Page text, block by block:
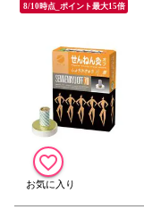
8/10時点_ポイント最大15倍